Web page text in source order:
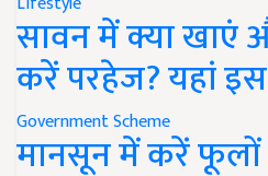
सावन में क्या खाएं
करें परहेज? यहां
Government Scheme
मानसून में करें फूलों